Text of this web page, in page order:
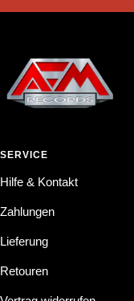
SERVICE
Hilfe & Kontakt
Zahlungen
Lieferung
Retouren